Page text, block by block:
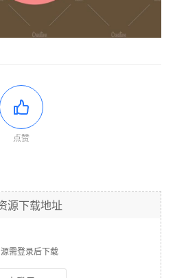
点赞
源下载地址
需登录后下载